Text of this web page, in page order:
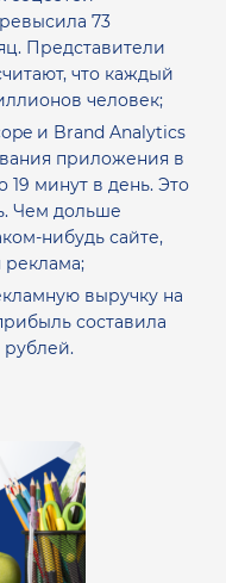
73
Представители
что каждый
человек;
и Brand Analytics
приложения в
19 минут в день. Это
Чем дольше
нибудь сайте,
реклама;
выручку на
составила
рублей.